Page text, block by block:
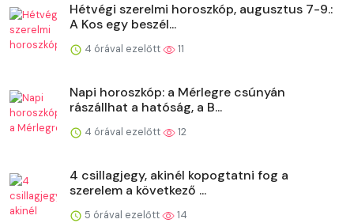
Hétvégi szerelmi horoszkóp, augusztus 7-9.:
A Kos egy beszél...
4 órával ezelőtt 11
Napi horoszkóp: a Mérlegre csúnyán
rászállhat a hatóság, a B...
4 órával ezelőtt 12
4 csillagjegy, akinél kopogtatni fog a
szerelem a következő ...
5 órával ezelőtt 14